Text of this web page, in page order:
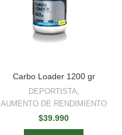
Carbo Loader 1200 gr
DEPORTISTA,
AUMENTO DE RENDIMIENTO
$39.990